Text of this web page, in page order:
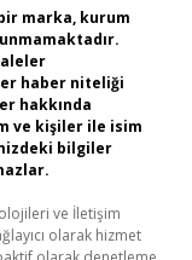
marka, kurum
haber niteliği
hakkında
ve kişiler ile isim
bilgiler
ve İletişim
olarak hizmet